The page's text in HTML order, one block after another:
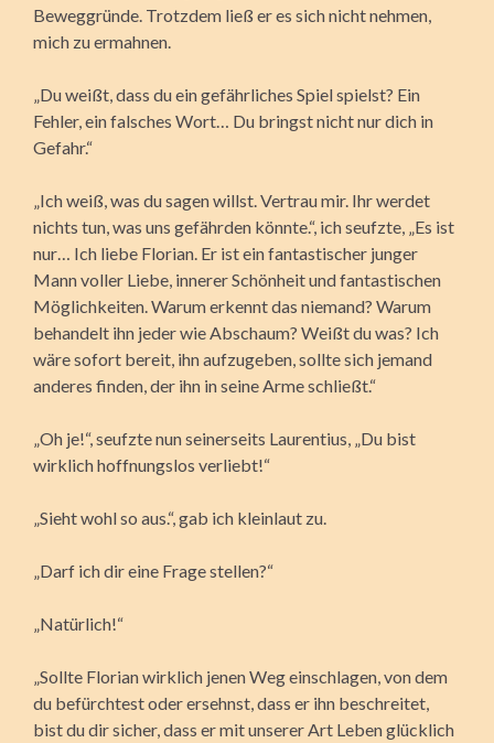
Beweggründe. Trotzdem ließ er es sich nicht nehmen,
mich zu ermahnen.
„Du weißt, dass du ein gefährliches Spiel spielst? Ein
Fehler, ein falsches Wort… Du bringst nicht nur dich in
Gefahr.“
„Ich weiß, was du sagen willst. Vertrau mir. Ihr werdet
nichts tun, was uns gefährden könnte.“, ich seufzte, „Es ist
nur… Ich liebe Florian. Er ist ein fantastischer junger
Mann voller Liebe, innerer Schönheit und fantastischen
Möglichkeiten. Warum erkennt das niemand? Warum
behandelt ihn jeder wie Abschaum? Weißt du was? Ich
wäre sofort bereit, ihn aufzugeben, sollte sich jemand
anderes finden, der ihn in seine Arme schließt.“
„Oh je!“, seufzte nun seinerseits Laurentius, „Du bist
wirklich hoffnungslos verliebt!“
„Sieht wohl so aus.“, gab ich kleinlaut zu.
„Darf ich dir eine Frage stellen?“
„Natürlich!“
„Sollte Florian wirklich jenen Weg einschlagen, von dem
du befürchtest oder ersehnst, dass er ihn beschreitet,
bist du dir sicher, dass er mit unserer Art Leben glücklich